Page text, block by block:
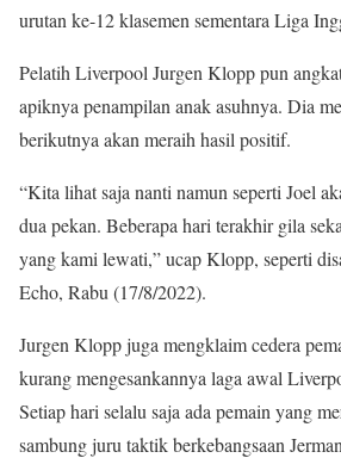
urutan ke-12 klasemen sementara Liga
Pelatih Liverpool Jurgen Klopp pun
apiknya penampilan anak asuhnya. Dia
berikutnya akan meraih hasil positif.
“Kita lihat saja nanti namun seperti Joel
dua pekan. Beberapa hari terakhir gila
yang kami lewati,” ucap Klopp, seperti
Echo, Rabu (17/8/2022).
Jurgen Klopp juga mengklaim cedera
kurang mengesankannya laga awal
Setiap hari selalu saja ada pemain yang
sambung juru taktik berkebangsaan